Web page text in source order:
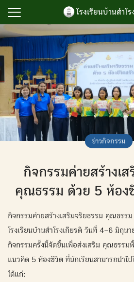
content
โรงเรียนบ้านสำโร
รงเกียรติ
กียรติยศ
กรรม
นับสนุนการบริหาร
รสนเทศ
for:
ข่าวกิจกรรม
กิจกรรมค่ายสร้างเ
คุณธรรม ด้วย 5 ห้อง
กิจกรรมค่ายสร้างเสริมจริยธรรม คุณธรร
โรงเรียนบ้านสำโรงเกียรติ วันที่ 4–6 มิถุน
กิจกรรมครั้งนี้จัดขึ้นเพื่อส่งเสริม คุณธรร
แนวคิด 5 ห้องชีวิต ที่นักเรียนสามารถนำไป
ได้แก่: